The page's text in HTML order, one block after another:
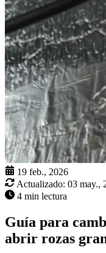
19 feb., 2026
Actualizado: 03 may.,
4 min lectura
Guía para
abrir rozas